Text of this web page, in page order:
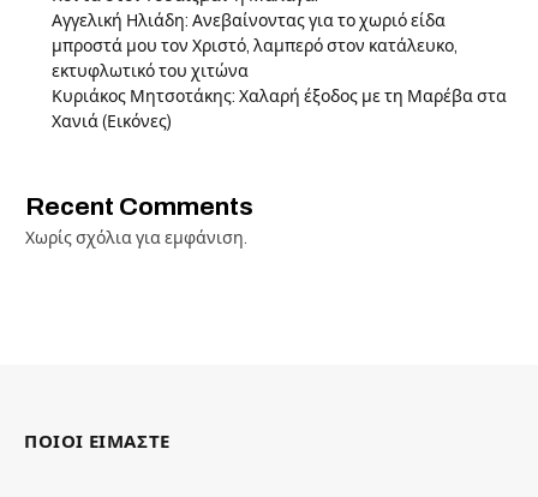
Αγγελική Ηλιάδη: Ανεβαίνοντας για το χωριό είδα
μπροστά μου τον Χριστό, λαμπερό στον κατάλευκο,
εκτυφλωτικό του χιτώνα
Κυριάκος Μητσοτάκης: Χαλαρή έξοδος με τη Μαρέβα στα
Χανιά (Εικόνες)
Recent Comments
Χωρίς σχόλια για εμφάνιση.
ΠΟΙΟΙ ΕΙΜΑΣΤΕ